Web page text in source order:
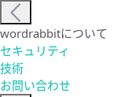
wordrabbitについて
セキュリティ
技術
お問い合わせ